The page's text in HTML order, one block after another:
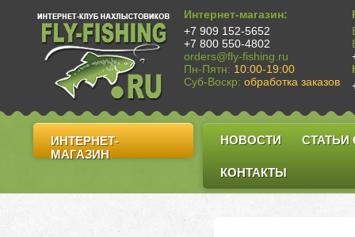
Интернет-магазин:
+7 909 152-5652
+7 800 550-4802
orders@fly-fishing.ru
Пн-Пятн: 10:00-19:00
Суб-Воскр: обработка заказов
ИНТЕРНЕТ-
МАГАЗИН
НОВОСТИ СТАТЬИ
КОНТАКТЫ